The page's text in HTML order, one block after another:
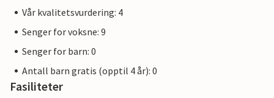
Vår kvalitetsvurdering: 4
Senger for voksne: 9
Senger for barn: 0
Antall barn gratis (opptil 4 år): 0
Fasiliteter